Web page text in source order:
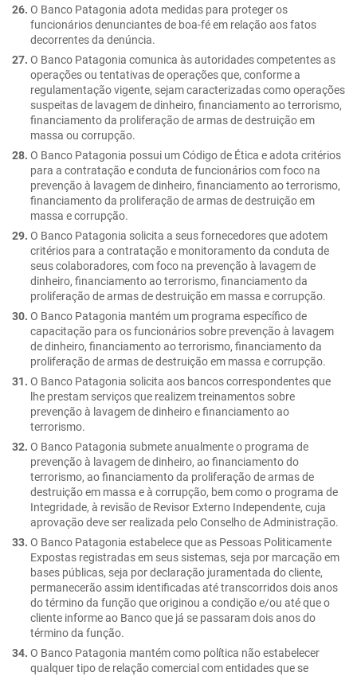
O Banco Patagonia adota medidas para proteger os
funcionários denunciantes de boa-fé em relação aos fatos
decorrentes da denúncia.
O Banco Patagonia comunica às autoridades competentes as
operações ou tentativas de operações que, conforme a
regulamentação vigente, sejam caracterizadas como operações
suspeitas de lavagem de dinheiro, financiamento ao terrorismo,
financiamento da proliferação de armas de destruição em
massa ou corrupção.
O Banco Patagonia possui um Código de Ética e adota critérios
para a contratação e conduta de funcionários com foco na
prevenção à lavagem de dinheiro, financiamento ao terrorismo,
financiamento da proliferação de armas de destruição em
massa e corrupção.
O Banco Patagonia solicita a seus fornecedores que adotem
critérios para a contratação e monitoramento da conduta de
seus colaboradores, com foco na prevenção à lavagem de
dinheiro, financiamento ao terrorismo, financiamento da
proliferação de armas de destruição em massa e corrupção.
O Banco Patagonia mantém um programa específico de
capacitação para os funcionários sobre prevenção à lavagem
de dinheiro, financiamento ao terrorismo, financiamento da
proliferação de armas de destruição em massa e corrupção.
O Banco Patagonia solicita aos bancos correspondentes que
lhe prestam serviços que realizem treinamentos sobre
prevenção à lavagem de dinheiro e financiamento ao
terrorismo.
O Banco Patagonia submete anualmente o programa de
prevenção à lavagem de dinheiro, ao financiamento do
terrorismo, ao financiamento da proliferação de armas de
destruição em massa e à corrupção, bem como o programa de
Integridade, à revisão de Revisor Externo Independente, cuja
aprovação deve ser realizada pelo Conselho de Administração.
O Banco Patagonia estabelece que as Pessoas Politicamente
Expostas registradas em seus sistemas, seja por marcação em
bases públicas, seja por declaração juramentada do cliente,
permanecerão assim identificadas até transcorridos dois anos
do término da função que originou a condição e/ou até que o
cliente informe ao Banco que já se passaram dois anos do
término da função.
O Banco Patagonia mantém como política não estabelecer
qualquer tipo de relação comercial com entidades que se